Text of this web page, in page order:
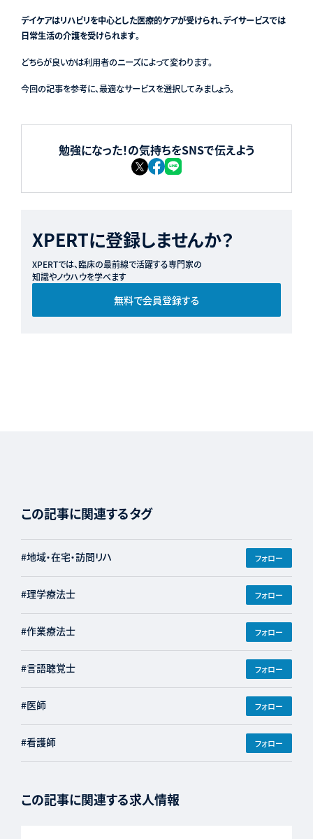
デイケアはリハビリを中心とした医療的ケアが受けられ、デイサービスでは
日常生活の介護を受けられます。
どちらが良いかは利用者のニーズによって変わります。
今回の記事を参考に、最適なサービスを選択してみましょう。
勉強になった！の気持ちをSNSで伝えよう
XPERTに登録しませんか？
XPERTでは、臨床の最前線で活躍する専門家の
知識やノウハウを学べます
無料で会員登録する
この記事に関連するタグ
#地域・在宅・訪問リハ フォロー
#理学療法士 フォロー
#作業療法士 フォロー
#言語聴覚士 フォロー
#医師 フォロー
#看護師 フォロー
この記事に関連する求人情報